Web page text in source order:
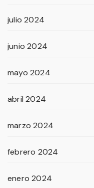
julio 2024
junio 2024
mayo 2024
abril 2024
marzo 2024
febrero 2024
enero 2024